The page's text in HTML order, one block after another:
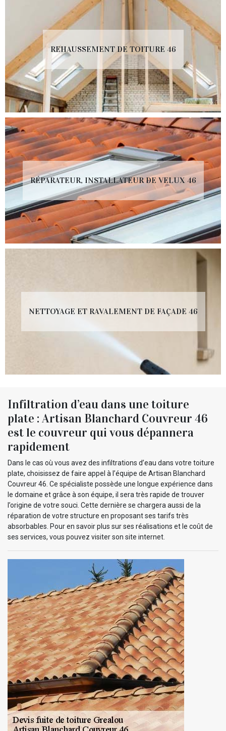
REHAUSSEMENT DE TOITURE 46
RÉPARATEUR, INSTALLATEUR DE VELUX 46
NETTOYAGE ET RAVALEMENT DE FAÇADE 46
Infiltration d’eau dans une toiture
plate : Artisan Blanchard Couvreur 46
est le couvreur qui vous dépannera
rapidement
Dans le cas où vous avez des infiltrations d’eau dans votre toiture
plate, choisissez de faire appel à l’équipe de Artisan Blanchard
Couvreur 46. Ce spécialiste possède une longue expérience dans
le domaine et grâce à son équipe, il sera très rapide de trouver
l’origine de votre souci. Cette dernière se chargera aussi de la
réparation de votre structure en proposant ses tarifs très
absorbables. Pour en savoir plus sur ses réalisations et le coût de
ses services, vous pouvez visiter son site internet.